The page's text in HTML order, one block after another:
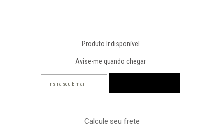
Produto Indisponível
Avise-me quando chegar
Calcule seu frete